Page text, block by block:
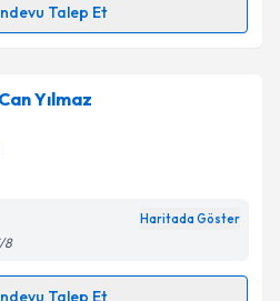
işlenmesine ilişkin
ve kişisel verilerimin belirtilen
Talebini Gönder
Talep Et
Talebi
için randevu takvimi talebi
randevu almanız için bir
e-posta ile bilgilendireceğiz.
işlenmesine ilişkin
Yılmaz
Haritada Göster
8
Talep Et